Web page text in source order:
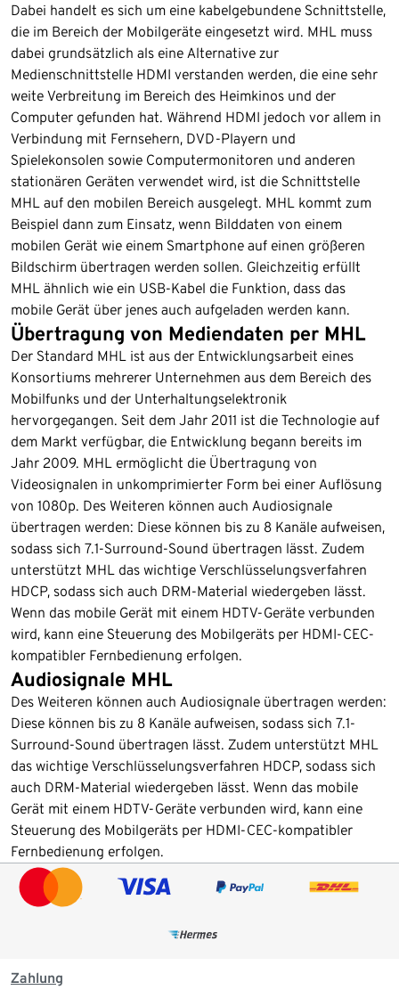
Dabei handelt es sich um eine kabelgebundene Schnittstelle,
die im Bereich der Mobilgeräte eingesetzt wird. MHL muss
dabei grundsätzlich als eine Alternative zur
Medienschnittstelle HDMI verstanden werden, die eine sehr
weite Verbreitung im Bereich des Heimkinos und der
Computer gefunden hat. Während HDMI jedoch vor allem in
Verbindung mit Fernsehern, DVD-Playern und
Spielekonsolen sowie Computermonitoren und anderen
stationären Geräten verwendet wird, ist die Schnittstelle
MHL auf den mobilen Bereich ausgelegt. MHL kommt zum
Beispiel dann zum Einsatz, wenn Bilddaten von einem
mobilen Gerät wie einem Smartphone auf einen größeren
Bildschirm übertragen werden sollen. Gleichzeitig erfüllt
MHL ähnlich wie ein USB-Kabel die Funktion, dass das
mobile Gerät über jenes auch aufgeladen werden kann.
Übertragung von Mediendaten per MHL
Der Standard MHL ist aus der Entwicklungsarbeit eines
Konsortiums mehrerer Unternehmen aus dem Bereich des
Mobilfunks und der Unterhaltungselektronik
hervorgegangen. Seit dem Jahr 2011 ist die Technologie auf
dem Markt verfügbar, die Entwicklung begann bereits im
Jahr 2009. MHL ermöglicht die Übertragung von
Videosignalen in unkomprimierter Form bei einer Auflösung
von 1080p. Des Weiteren können auch Audiosignale
übertragen werden: Diese können bis zu 8 Kanäle aufweisen,
sodass sich 7.1-Surround-Sound übertragen lässt. Zudem
unterstützt MHL das wichtige Verschlüsselungsverfahren
HDCP, sodass sich auch DRM-Material wiedergeben lässt.
Wenn das mobile Gerät mit einem HDTV-Geräte verbunden
wird, kann eine Steuerung des Mobilgeräts per HDMI-CEC-
kompatibler Fernbedienung erfolgen.
Audiosignale MHL
Des Weiteren können auch Audiosignale übertragen werden:
Diese können bis zu 8 Kanäle aufweisen, sodass sich 7.1-
Surround-Sound übertragen lässt. Zudem unterstützt MHL
das wichtige Verschlüsselungsverfahren HDCP, sodass sich
auch DRM-Material wiedergeben lässt. Wenn das mobile
Gerät mit einem HDTV-Geräte verbunden wird, kann eine
Steuerung des Mobilgeräts per HDMI-CEC-kompatibler
Fernbedienung erfolgen.
Zahlung